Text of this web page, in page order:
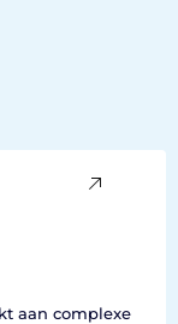
aan complexe